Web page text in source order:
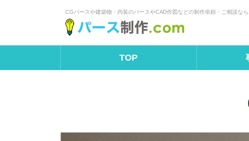
CGパースや建築物・内装のパースやCAD作図などの制作依頼・ご相談な
TOP